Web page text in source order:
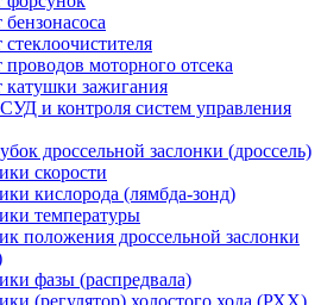
моторного отсека
катушки зажигания
и контроля систем управления
дроссельной заслонки (дроссель)
скорости
кислорода (лямбда-зонд)
температуры
положения дроссельной заслонки
фазы (распредвала)
(регулятор) холостого хода (РХХ)